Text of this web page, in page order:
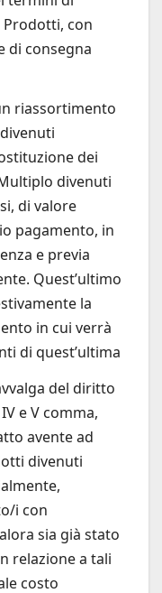
con
di consegna
riassortimento
dei
divenuti
di valore
pagamento, in
e previa
Quest’ultimo
la
in cui verrà
di quest’ultima
del diritto
e V comma,
avente ad
divenuti
i con
sia già stato
relazione a tali
costo